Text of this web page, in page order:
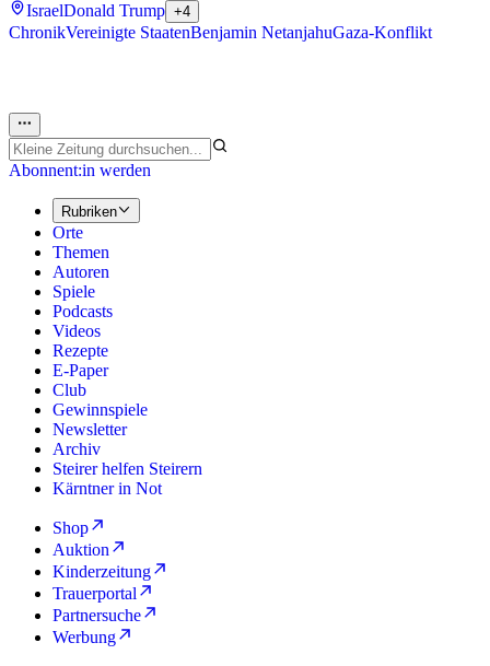
IsraelDonald Trump +4
ChronikVereinigte StaatenBenjamin NetanjahuGaza-Konflikt
Abonnent:in werden
Rubriken
Orte
Themen
Autoren
Spiele
Podcasts
Videos
Rezepte
E-Paper
Club
Gewinnspiele
Newsletter
Archiv
Steirer helfen Steirern
Kärntner in Not
Shop
Auktion
Kinderzeitung
Trauerportal
Partnersuche
Werbung